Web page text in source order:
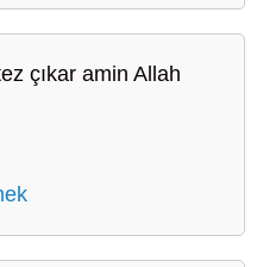
çıkar amin Allah